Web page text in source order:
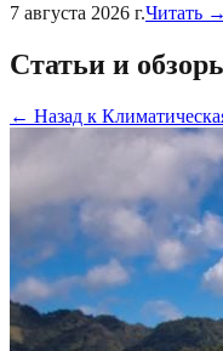
7 августа 2026 г.Читать →
Статьи и
← Назад к